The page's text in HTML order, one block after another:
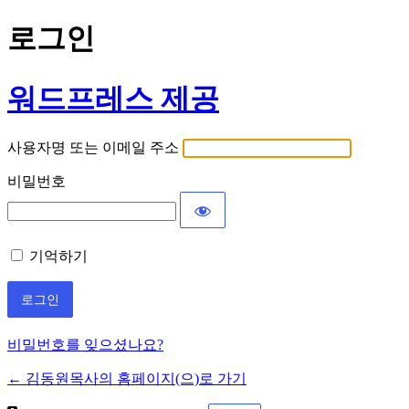
로그인
워드프레스 제공
사용자명 또는 이메일 주소
비밀번호
기억하기
비밀번호를 잊으셨나요?
← 김동원목사의 홈페이지(으)로 가기